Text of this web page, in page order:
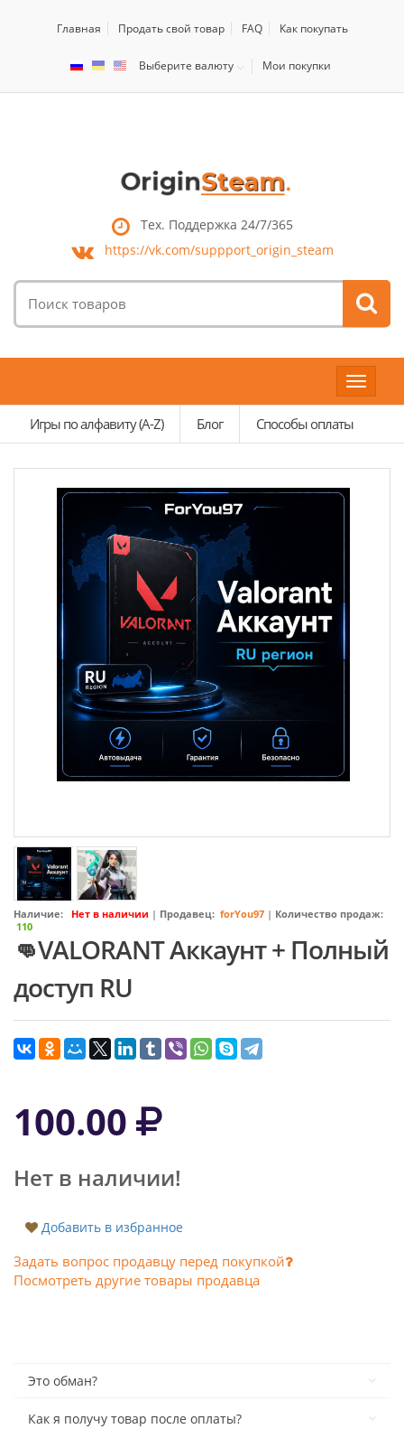
Главная Продать свой товар FAQ Как покупать
Выберите валюту Мои покупки
Тех. Поддержка 24/7/365
https://vk.com/suppport_origin_steam
товаров:
Toggle
Игры по алфавиту (A-Z)
Блог Способы оплаты
Наличие: Нет в наличии | Продавец: forYou97 | Количество продаж:
110
👊VALORANT Аккаунт + Полный
доступ RU
100.00
Нет в наличии!
Добавить в избранное
Задать вопрос продавцу перед покупкой
Посмотреть другие товары продавца
Это обман?
Как я получу товар после оплаты?